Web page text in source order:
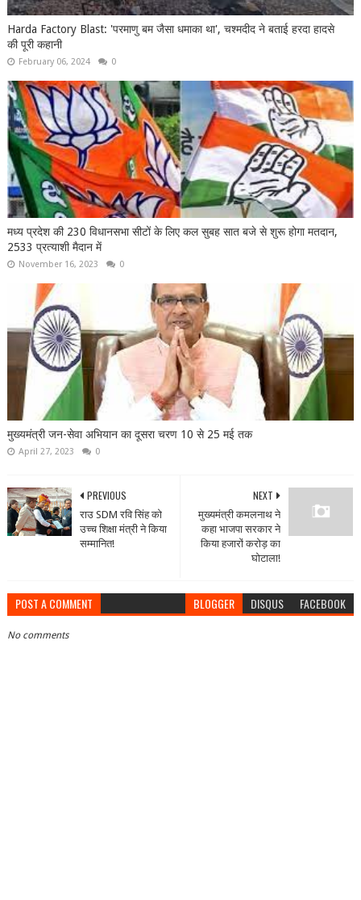
Harda Factory Blast: 'परमाणु बम जैसा धमाका था', चश्मदीद ने बताई हरदा हादसे
की पूरी कहानी
February 06, 2024 0
मध्य प्रदेश की 230 विधानसभा सीटों के लिए कल सुबह सात बजे से शुरू होगा मतदान,
2533 प्रत्याशी मैदान में
November 16, 2023 0
मुख्यमंत्री जन-सेवा अभियान का दूसरा चरण 10 से 25 मई तक
April 27, 2023 0
NEXT
मुख्यमंत्री कमलनाथ ने
कहा भाजपा सरकार ने
किया हजारों करोड़ का
घोटाला!
PREVIOUS
राउ SDM रवि सिंह को
उच्च शिक्षा मंत्री ने किया
सम्मानित!
POST A COMMENT BLOGGER DISQUS FACEBOOK
No comments